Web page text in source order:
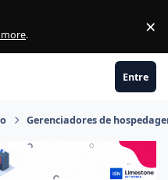
. ×
Entre
Gerenciadores de